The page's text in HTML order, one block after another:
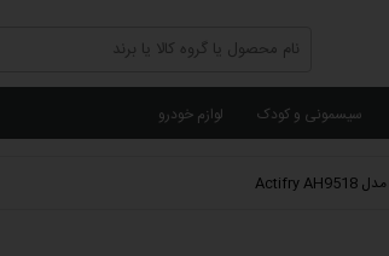
سیسمونی و کودک لوازم خودرو